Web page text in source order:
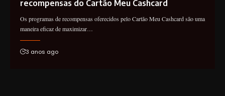
recompensas do Cartão Meu Cashcard
Os programas de recompensas oferecidos pelo Cartão Meu Cashcard são uma
maneira eficaz de maximizar…
3 anos ago